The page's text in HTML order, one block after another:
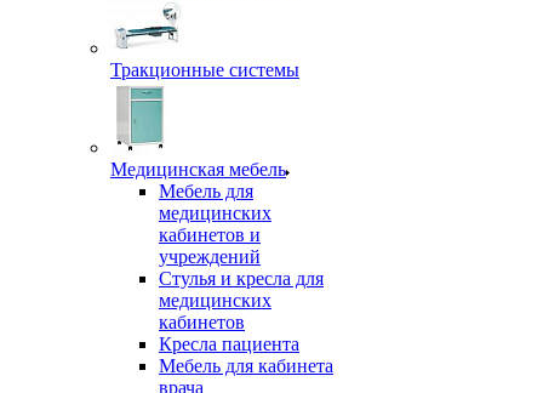
Тракционные системы
Медицинская мебель
Мебель для
медицинских
кабинетов и
учреждений
Стулья и кресла для
медицинских
кабинетов
Кресла пациента
Мебель для кабинета
врача